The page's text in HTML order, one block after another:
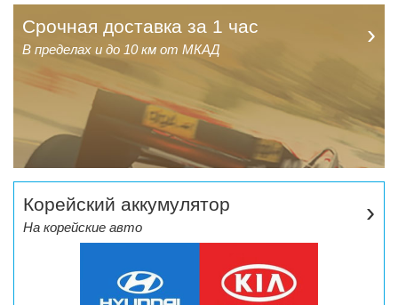
Срочная доставка за 1 час
В пределах и до 10 км от МКАД
›
Корейский аккумулятор
На корейские авто
›